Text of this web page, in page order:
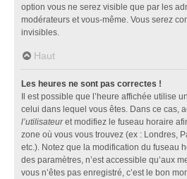
option vous ne serez visible que par les
modérateurs et vous-même. Vous serez
invisibles.
Haut
Les heures ne sont pas correctes !
Il est possible que l’heure affichée utilise
celui dans lequel vous êtes. Dans ce cas,
l’utilisateuret modifiez le fuseau horaire
zone où vous vous trouvez (ex : Londres,
etc.). Notez que la modification du fuseau
des paramètres, n’est accessible qu’aux
vous n’êtes pas enregistré, c’est le bon